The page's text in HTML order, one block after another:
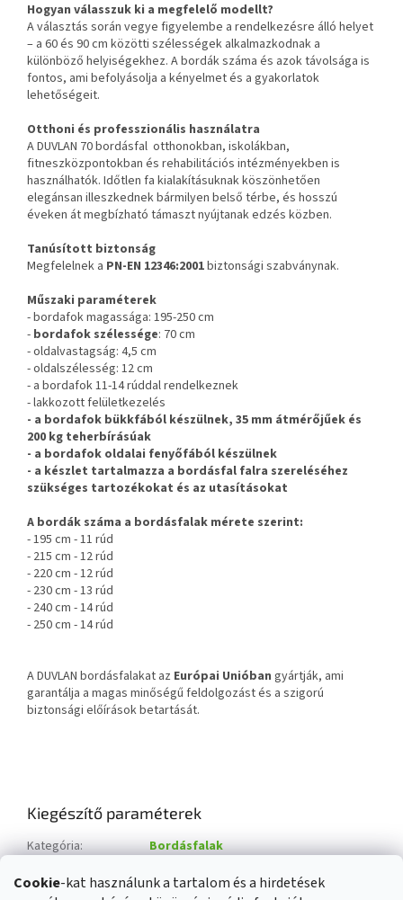
Cookie-kat használunk a tartalom és a hirdetések
Hogyan válasszuk ki a megfelelő modellt?
A választás során vegye figyelembe a rendelkezésre álló helyet
– a 60 és 90 cm közötti szélességek alkalmazkodnak a
különböző helyiségekhez. A bordák száma és azok távolsága is
fontos, ami befolyásolja a kényelmet és a gyakorlatok
lehetőségeit.
Otthoni és professzionális használatra
A DUVLAN 70 bordásfal otthonokban, iskolákban,
fitneszközpontokban és rehabilitációs intézményekben is
használhatók. Időtlen fa kialakításuknak köszönhetően
elegánsan illeszkednek bármilyen belső térbe, és hosszú
éveken át megbízható támaszt nyújtanak edzés közben.
Tanúsított biztonság
Megfelelnek a PN-EN 12346:2001biztonsági szabványnak.
Műszaki paraméterek
- bordafok magassága: 195-250 cm
- bordafok szélessége: 70 cm
- oldalvastagság: 4,5 cm
- oldalszélesség: 12 cm
- a bordafok 11-14 rúddal rendelkeznek
- lakkozott felületkezelés
- a bordafok bükkfából készülnek, 35 mm átmérőjűek és
200 kg teherbírásúak
- a bordafok oldalai fenyőfából készülnek
- a készlet tartalmazza a bordásfal falra szereléséhez
szükséges tartozékokat és az utasításokat
A bordák száma a bordásfalak mérete szerint:
- 195 cm - 11 rúd
- 215 cm - 12 rúd
- 220 cm - 12 rúd
- 230 cm - 13 rúd
- 240 cm - 14 rúd
- 250 cm - 14 rúd
A DUVLAN bordásfalakat az Európai Unióban gyártják, ami
garantálja a magas minőségű feldolgozást és a szigorú
biztonsági előírások betartását.
Kiegészítő paraméterek
Kategória:
Bordásfalak
Anyag: fa